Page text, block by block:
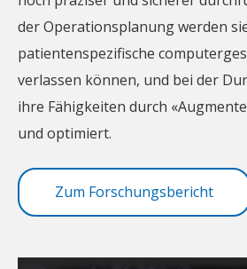
der Operationsplanung werden
patientenspezifische
verlassen können, und bei der
ihre Fähigkeiten durch
und optimiert.
Zum Forschungsbericht